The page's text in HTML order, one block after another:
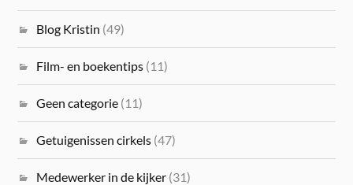
Blog Kristin (49)
Film- en boekentips (11)
Geen categorie (11)
Getuigenissen cirkels (47)
Medewerker in de kijker (31)